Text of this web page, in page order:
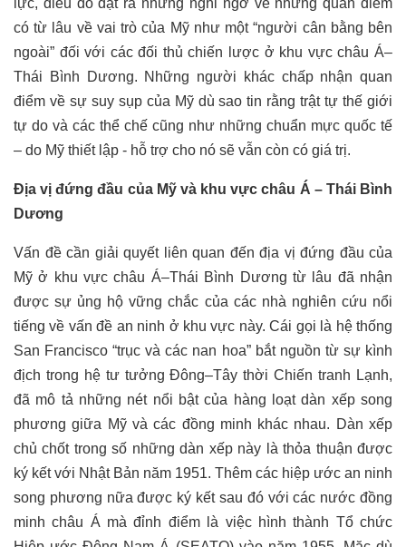
lực, điều đó đặt ra những nghi ngờ về những quan điểm
có từ lâu về vai trò của Mỹ như một “người cân bằng bên
ngoài” đối với các đối thủ chiến lược ở khu vực châu Á–
Thái Bình Dương. Những người khác chấp nhận quan
điểm về sự suy sụp của Mỹ dù sao tin rằng trật tự thế giới
tự do và các thể chế cũng như những chuẩn mực quốc tế
– do Mỹ thiết lập - hỗ trợ cho nó sẽ vẫn còn có giá trị.
Địa vị đứng đầu của Mỹ và khu vực châu Á – Thái Bình
Dương
Vấn đề cần giải quyết liên quan đến địa vị đứng đầu của
Mỹ ở khu vực châu Á–Thái Bình Dương từ lâu đã nhận
được sự ủng hộ vững chắc của các nhà nghiên cứu nổi
tiếng về vấn đề an ninh ở khu vực này. Cái gọi là hệ thống
San Francisco “trục và các nan hoa” bắt nguồn từ sự kình
địch trong hệ tư tưởng Đông–Tây thời Chiến tranh Lạnh,
đã mô tả những nét nổi bật của hàng loạt dàn xếp song
phương giữa Mỹ và các đồng minh khác nhau. Dàn xếp
chủ chốt trong số những dàn xếp này là thỏa thuận được
ký kết với Nhật Bản năm 1951. Thêm các hiệp ước an ninh
song phương nữa được ký kết sau đó với các nước đồng
minh châu Á mà đỉnh điểm là việc hình thành Tổ chức